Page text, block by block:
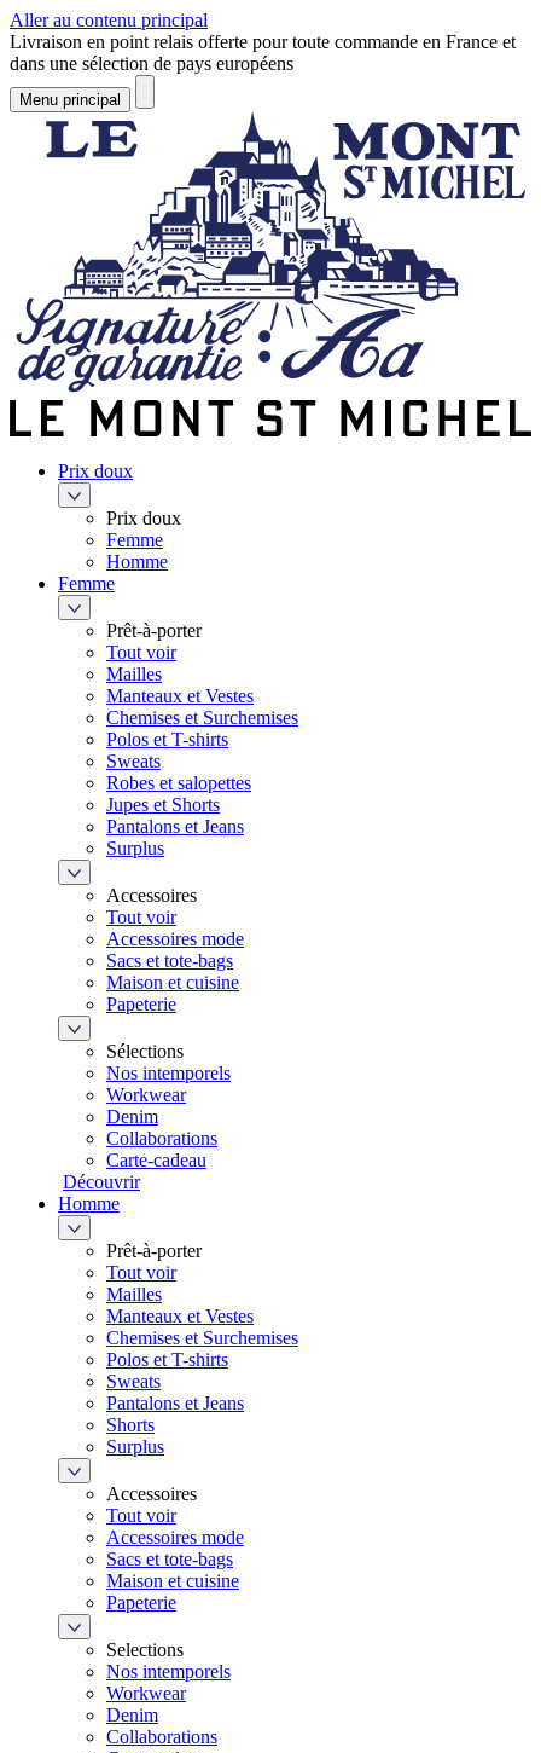
Aller au contenu principal
Livraison en point relais offerte pour toute commande en France et
dans une sélection de pays européens
Menu principal
Prix doux
Prix doux
Femme
Homme
Femme
Prêt-à-porter
Tout voir
Mailles
Manteaux et Vestes
Chemises et Surchemises
Polos et T-shirts
Sweats
Robes et salopettes
Jupes et Shorts
Pantalons et Jeans
Surplus
Accessoires
Tout voir
Accessoires mode
Sacs et tote-bags
Maison et cuisine
Papeterie
Sélections
Nos intemporels
Workwear
Denim
Collaborations
Carte-cadeau
Découvrir
Homme
Prêt-à-porter
Tout voir
Mailles
Manteaux et Vestes
Chemises et Surchemises
Polos et T-shirts
Sweats
Pantalons et Jeans
Shorts
Surplus
Accessoires
Tout voir
Accessoires mode
Sacs et tote-bags
Maison et cuisine
Papeterie
Selections
Nos intemporels
Workwear
Denim
Collaborations